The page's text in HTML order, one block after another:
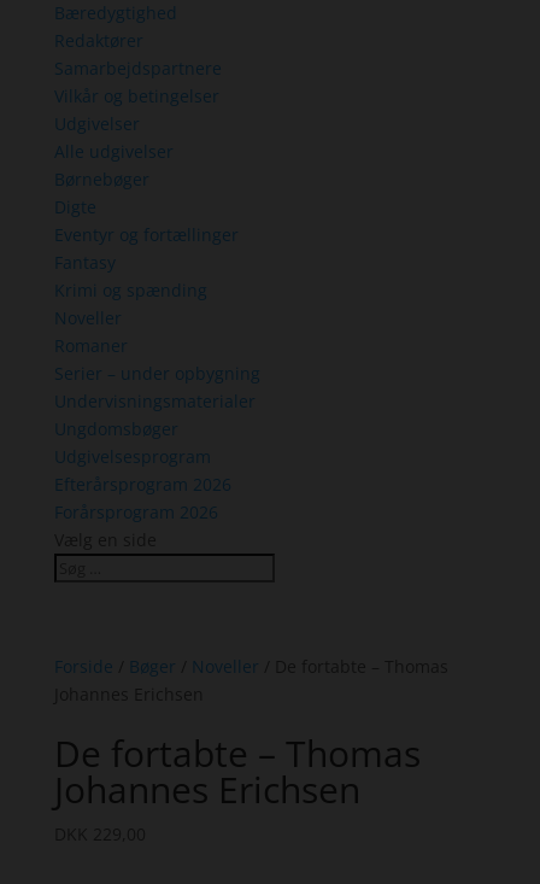
Bæredygtighed
Redaktører
Samarbejdspartnere
Vilkår og betingelser
Udgivelser
Alle udgivelser
Børnebøger
Digte
Eventyr og fortællinger
Fantasy
Krimi og spænding
Noveller
Romaner
Serier – under opbygning
Undervisningsmaterialer
Ungdomsbøger
Udgivelsesprogram
Efterårsprogram 2026
Forårsprogram 2026
Forside Bøger Noveller
De fortabte – Thomas
Johannes Erichsen